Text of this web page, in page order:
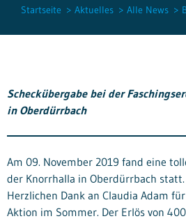
Startseite Aktuelles Alle News
Scheckübergabe bei der
in Oberdürrbach
Am 09. November 2019 fand eine
der Knorrhalla in Oberdürrbach statt.
Herzlichen Dank an Claudia Adam
Aktion im Sommer. Der Erlös von